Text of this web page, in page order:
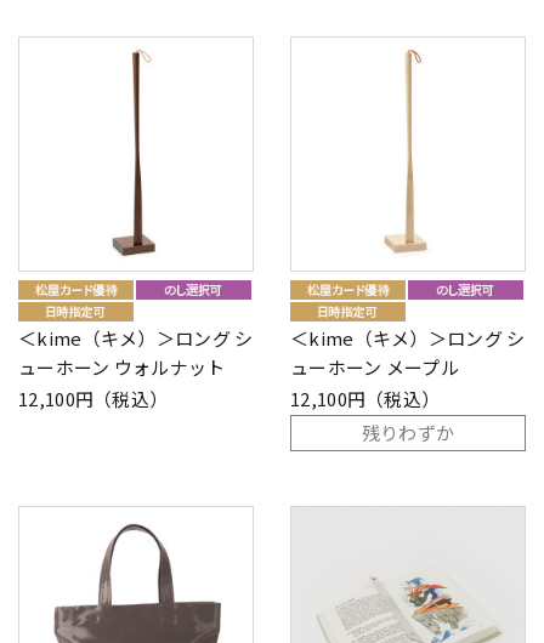
＜kime（キメ）＞ロング シ
ューホーン ウォルナット
12,100円（税込）
＜kime（キメ）＞ロング シ
ューホーン メープル
12,100円（税込）
残りわずか